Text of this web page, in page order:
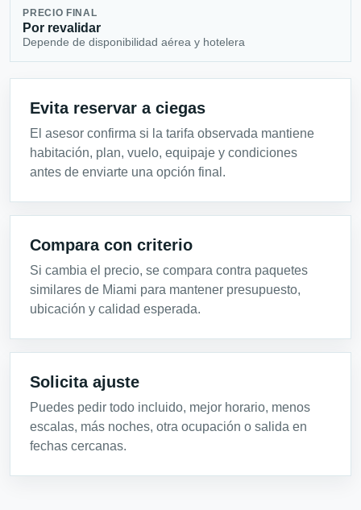
PRECIO FINAL
Por revalidar
Depende de disponibilidad aérea y hotelera
Evita reservar a ciegas
El asesor confirma si la tarifa observada mantiene
habitación, plan, vuelo, equipaje y condiciones
antes de enviarte una opción final.
Compara con criterio
Si cambia el precio, se compara contra paquetes
similares de Miami para mantener presupuesto,
ubicación y calidad esperada.
Solicita ajuste
Puedes pedir todo incluido, mejor horario, menos
escalas, más noches, otra ocupación o salida en
fechas cercanas.